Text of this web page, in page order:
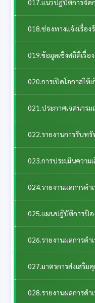
017.แนวปฏิบัติการจัด
018.ช่องทางแจ้งเรื่อ
019.ข้อมูลเชิงสถิติเรื่
020.การเปิดโอกาสให้
021.ประกาศเจตนาร
022.รายงานการรับท
023.การประเมินความ
024.รายงานผลการด
025.แผนปฏิบัติการป้อ
026.รายงานผลการด
027.มาตรการส่งเสริม
028.รายงานผลการดำ